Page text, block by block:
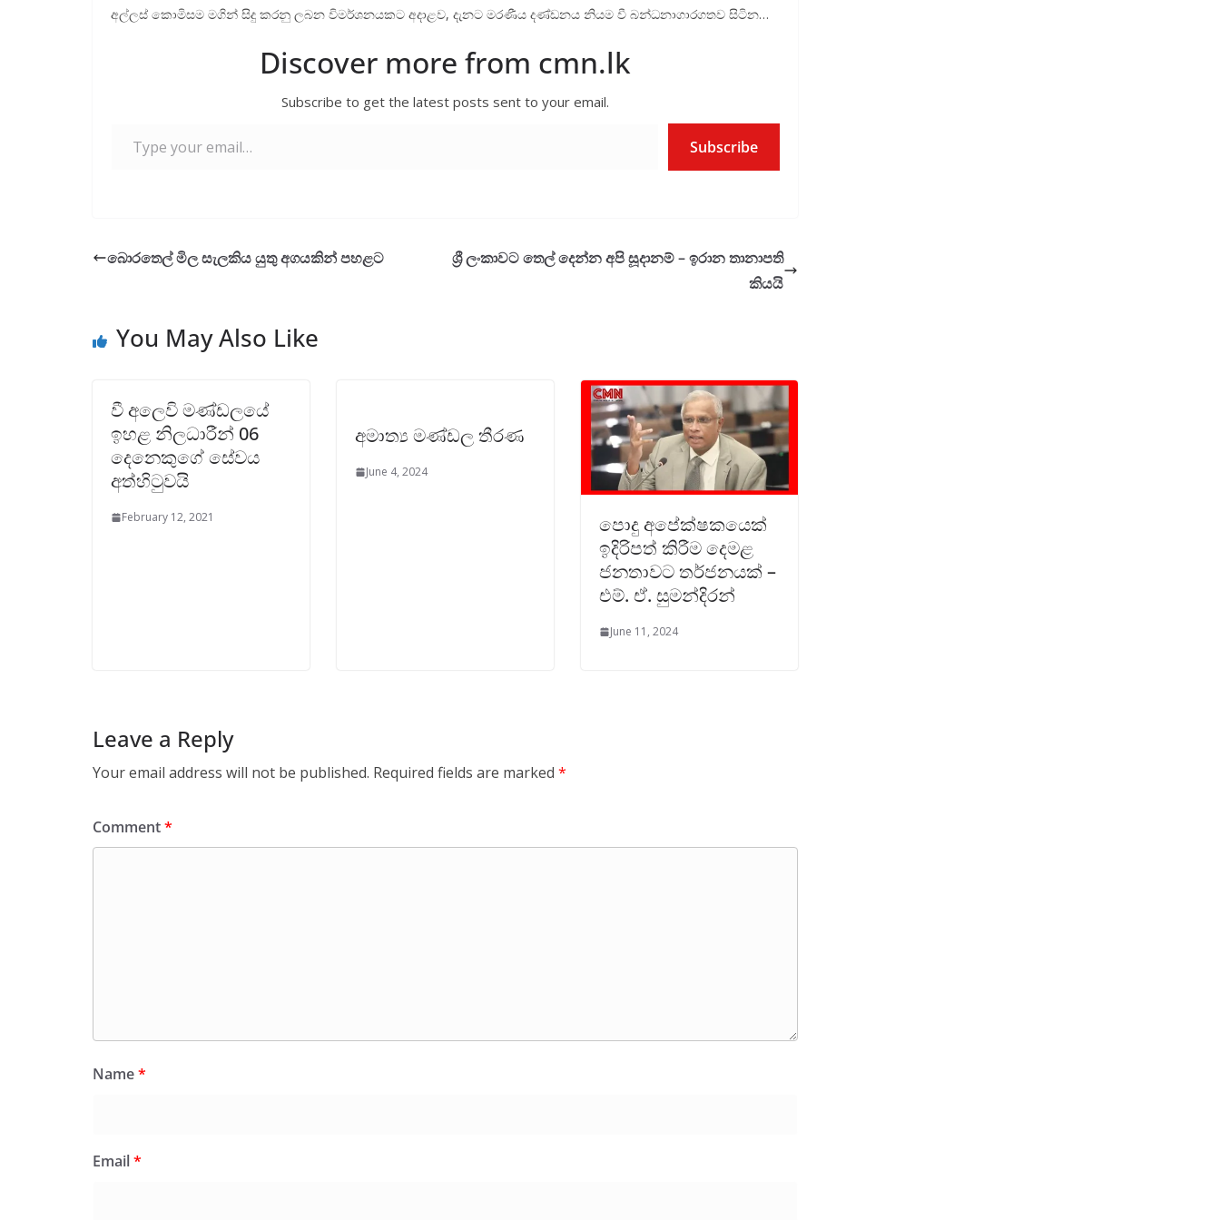
අල්ලස් කොමිසම මගින් සිදු කරනු ලබන විමර්ශනයකට අදාළව, දැනට මරණීය දණ්ඩනය නියම වී බන්ධනාගාරගතව සිටින…
Discover more from cmn.lk
Subscribe to get the latest posts sent to your email.
Subscribe
බොරතෙල් මිල සැලකිය යුතු අගයකින් පහළට
ශ්‍රී ලංකාවට තෙල් දෙන්න අපි සූදානම් – ඉරාන තානාපති
කියයි
You May Also Like
වී අලෙවි මණ්ඩලයේ
ඉහළ නිලධාරීන් 06
දෙනෙකුගේ සේවය
අත්හිටුවයි
February 12, 2021
අමාත්‍ය මණ්ඩල තීරණ
June 4, 2024
පොදු අපේක්ෂකයෙක්
ඉදිරිපත් කිරීම දෙමළ
ජනතාවට තර්ජනයක් –
එම්. ඒ. සුමන්දිරන්
June 11, 2024
Leave a Reply
Your email address will not be published. Required fields are marked *
Comment*
Name*
Email*